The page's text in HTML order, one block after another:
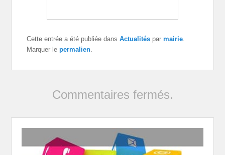
Cette entrée a été publiée dansActualités parmairie
Marquer lepermalien
Commentaires fermés.